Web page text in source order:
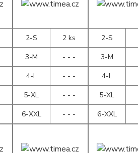
2-S
2 ks
3-M
- - -
4-L
- - -
5-XL
- - -
6-XXL
- - -
2-S
3-M
4-L
5-XL
6-XXL